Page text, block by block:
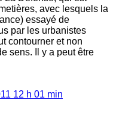
avec lesquels la
essayé de
par les urbanistes
contourner et non
sens. Il y a peut être
12 h 01 min